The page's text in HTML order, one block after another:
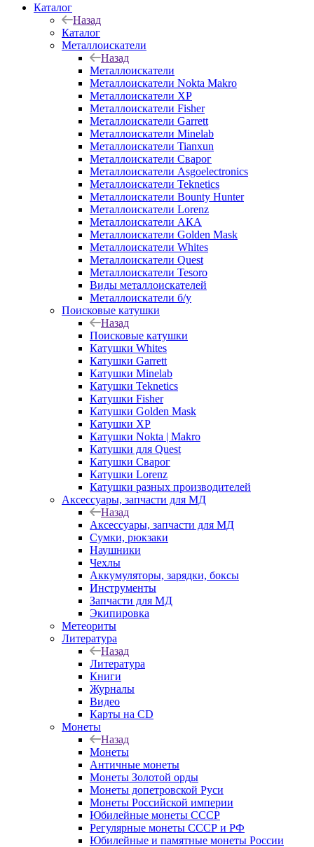
Каталог
Назад
Каталог
Металлоискатели
Назад
Металлоискатели
Металлоискатели Nokta Makro
Металлоискатели XP
Металлоискатели Fisher
Металлоискатели Garrett
Металлоискатели Minelab
Металлоискатели Tianxun
Металлоискатели Сварог
Металлоискатели Asgoelectronics
Металлоискатели Teknetics
Металлоискатели Bounty Hunter
Металлоискатели Lorenz
Металлоискатели АКА
Металлоискатели Golden Mask
Металлоискатели Whites
Металлоискатели Quest
Металлоискатели Tesoro
Виды металлоискателей
Металлоискатели б/у
Поисковые катушки
Назад
Поисковые катушки
Катушки Whites
Катушки Garrett
Катушки Minelab
Катушки Teknetics
Катушки Fisher
Катушки Golden Mask
Катушки XP
Катушки Nokta | Makro
Катушки для Quest
Катушки Сварог
Катушки Lorenz
Катушки разных производителей
Аксессуары, запчасти для МД
Назад
Аксессуары, запчасти для МД
Сумки, рюкзаки
Наушники
Чехлы
Аккумуляторы, зарядки, боксы
Инструменты
Запчасти для МД
Экипировка
Метеориты
Литература
Назад
Литература
Книги
Журналы
Видео
Карты на CD
Монеты
Назад
Монеты
Античные монеты
Монеты Золотой орды
Монеты допетровской Руси
Монеты Российской империи
Юбилейные монеты СССР
Регулярные монеты СССР и РФ
Юбилейные и памятные монеты России